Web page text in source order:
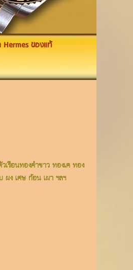
ของแท้
รือนทองคำขาว ทองเค ทอง
ผง เศษ ก้อน เผา ฯลฯ